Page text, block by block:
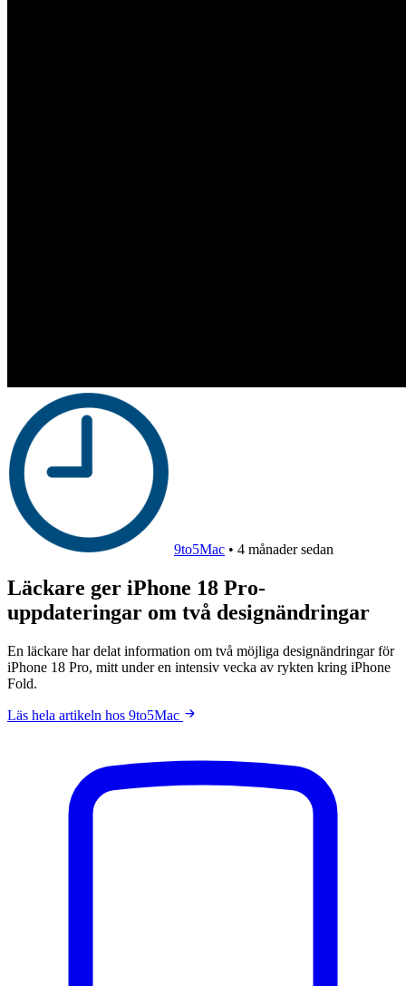
9to5Mac • 4 månader sedan
Läckare ger iPhone 18 Pro-
uppdateringar om två designändringar
En läckare har delat information om två möjliga designändringar för
iPhone 18 Pro, mitt under en intensiv vecka av rykten kring iPhone
Fold.
Läs hela artikeln hos 9to5Mac